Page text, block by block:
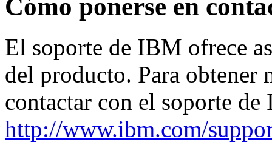
Cómo ponerse en
El soporte de IBM ofrece
del producto. Para obtener
contactar con el soporte
http://www.ibm.com/